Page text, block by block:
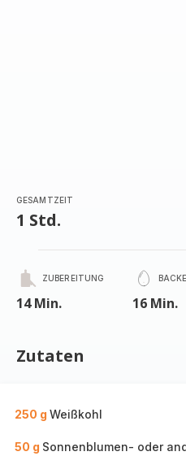
GESAMTZEIT
1 Std.
ZUBEREITUNG
14 Min. 16 Min.
Zutaten
250 g Weißkohl
50 g Sonnenblumen- oder